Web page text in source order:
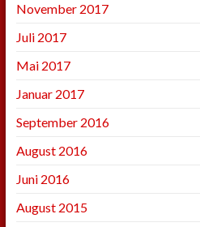
November 2017
Juli 2017
Mai 2017
Januar 2017
September 2016
August 2016
Juni 2016
August 2015